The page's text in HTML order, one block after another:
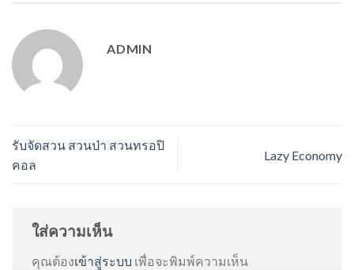
ADMIN
รับจัดสวน สวนป่า สวนทรอปิ
คอล
Lazy Economy
ใส่ความเห็น
คุณต้องเข้าสู่ระบบ เพื่อจะพิมพ์ความเห็น